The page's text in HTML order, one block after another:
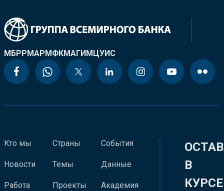
МБРРМАРМФКМАГИМЦУИС
Кто мы
Новости
Работа
Страны
Темы
Проекты
События
Данные
Академия
В
КУРСЕ